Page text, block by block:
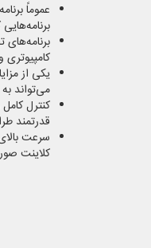
عموماً
کامپیوتری
یکی از
می‌تواند
کنترل
قدرتمند
سرعت
کلاینت